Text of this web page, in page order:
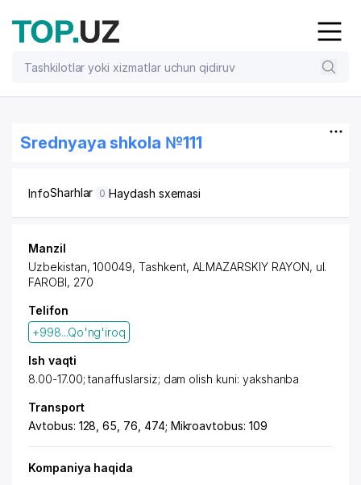
Srednyaya shkola №111
InfoSharhlar 0 Haydash sxemasi
Manzil
Uzbekistan, 100049, Tashkent, ALMAZARSKIY RAYON, ul.
FAROBI, 270
Telifon
+998...Qo'ng'iroq
Ish vaqti
8.00-17.00; tanaffuslarsiz; dam olish kuni: yakshanba
Transport
Avtobus: 128, 65, 76, 474; Mikroavtobus: 109
Kompaniya haqida